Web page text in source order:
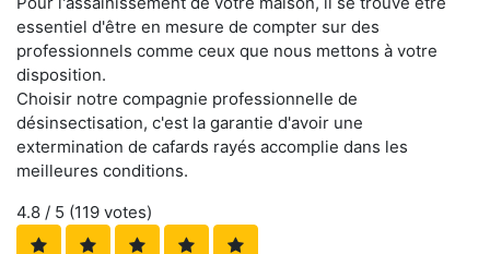
essentiel d'être en mesure de compter sur des
professionnels comme ceux que nous mettons à votre
disposition.
Choisir notre compagnie professionnelle de
désinsectisation, c'est la garantie d'avoir une
extermination de cafards rayés accomplie dans les
meilleures conditions.
4.8 / 5 (119 votes)